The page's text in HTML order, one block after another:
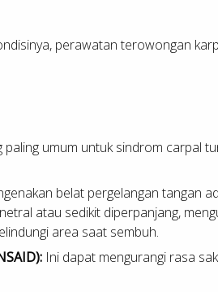
perawatan terowongan
umum untuk sindrom carpal
belat pergelangan tangan
atau sedikit diperpanjang,
area saat sembuh.
Ini dapat mengurangi rasa